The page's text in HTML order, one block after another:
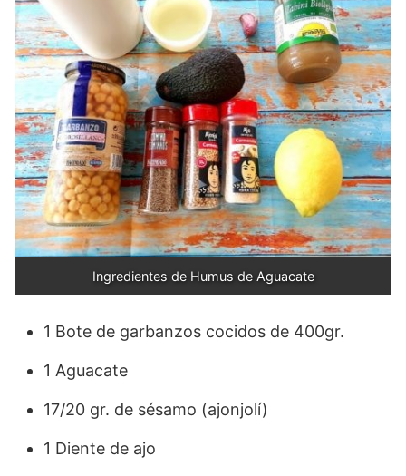
Ingredientes de Humus de Aguacate
1 Bote de garbanzos cocidos de 400gr.
1 Aguacate
17/20 gr. de sésamo (ajonjolí)
1 Diente de ajo